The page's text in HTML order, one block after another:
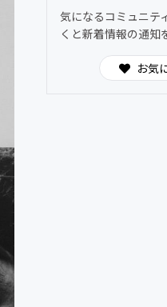
気になるコミュニテ
くと新着情報の通知
お気